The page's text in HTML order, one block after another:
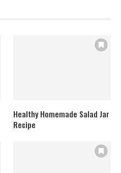
Healthy Homemade Salad Jar
Recipe